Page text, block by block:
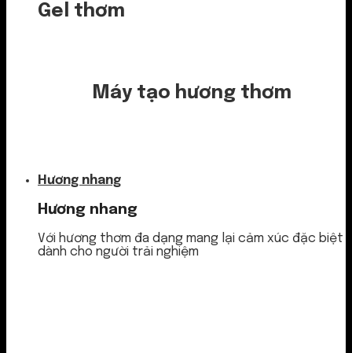
Gel thơm
Máy tạo hương thơm
Hương nhang
Hương nhang
Với hương thơm đa dạng mang lại cảm xúc đặc biệt
dành cho người trải nghiệm